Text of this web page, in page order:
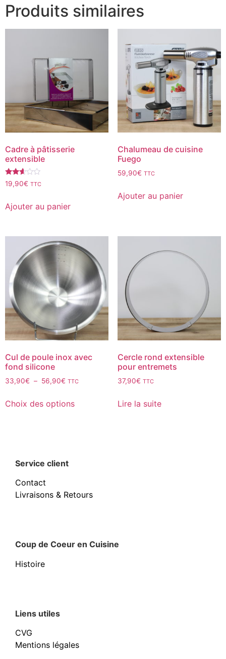
Produits similaires
Cadre à pâtisserie
extensible
Note
2.50
19,90€ TTC
Ajouter au panier
Chalumeau de cuisine
Fuego
59,90€ TTC
Ajouter au panier
Cul de poule inox avec
fond silicone
33,90€ – 56,90€ TTC
Choix des options
Cercle rond extensible
pour entremets
37,90€ TTC
Lire la suite
Service client
Contact
Livraisons & Retours
Coup de Coeur en Cuisine
Histoire
Liens utiles
CVG
Mentions légales